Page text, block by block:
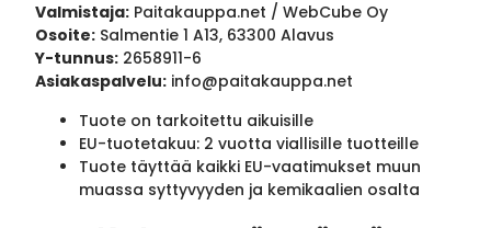
Valmistaja: Paitakauppa.net / WebCube Oy
Osoite: Salmentie 1 A13, 63300 Alavus
Y-tunnus: 2658911-6
Asiakaspalvelu: info@paitakauppa.net
Tuote on tarkoitettu aikuisille
EU-tuotetakuu: 2 vuotta viallisille tuotteille
Tuote täyttää kaikki EU-vaatimukset muun
muassa syttyvyyden ja kemikaalien osalta